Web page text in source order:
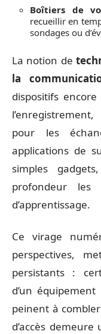
Boîtiers de
recueillir en
sondages ou
La notion de
la
dispositifs
pour les
applications de
simples
profondeur les
d’apprentissage.
Ce virage
perspectives,
persistants :
d’un
peinent à
d’accès